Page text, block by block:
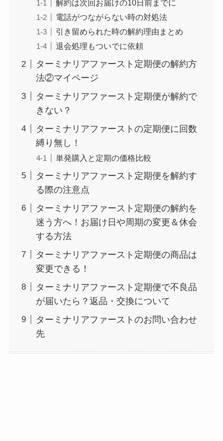
解約は次回お届けの10日前までに
電話がつながらない時の対処法
引き留められた時の解約理由まとめ
退会処理もついでに依頼
ターミナリアファースト定期便の解約方
法②マイページ
ターミナリアファースト定期便が解約で
きない？
ターミナリアファーストの定期便に回数
縛り無し！
単発購入と定期の価格比較
ターミナリアファースト定期便を解約す
る際の注意点
ターミナリアファースト定期便の解約を
迷う方へ！お届け日や周期の変更＆休会
する方法
ターミナリアファースト定期便の商品は
変更できる！
ターミナリアファースト定期便で不良品
が届いたら？返品・交換について
ターミナリアファーストのお問い合わせ
先